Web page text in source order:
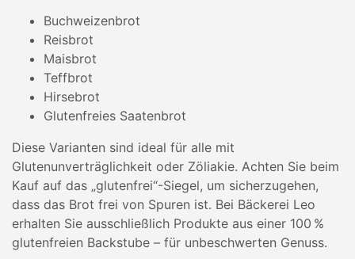
Buchweizenbrot
Reisbrot
Maisbrot
Teffbrot
Hirsebrot
Glutenfreies Saatenbrot
Diese Varianten sind ideal für alle mit
Glutenunverträglichkeit oder Zöliakie. Achten Sie beim
Kauf auf das „glutenfrei“-Siegel, um sicherzugehen,
dass das Brot frei von Spuren ist. Bei Bäckerei Leo
erhalten Sie ausschließlich Produkte aus einer 100 %
glutenfreien Backstube – für unbeschwerten Genuss.